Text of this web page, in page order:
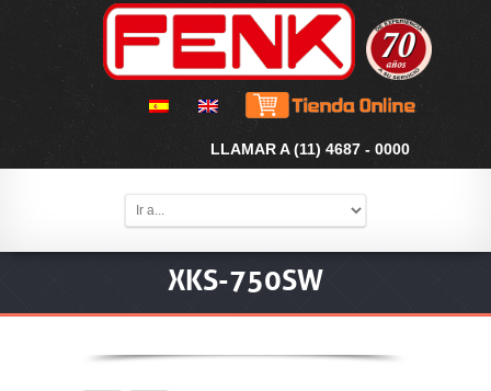
LLAMAR A (11) 4687 - 0000
XKS-750SW